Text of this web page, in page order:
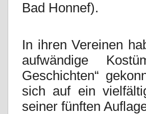
Bad Honnef).
In ihren Vereinen
aufwändige
Geschichten“
sich auf ein
seiner fünften